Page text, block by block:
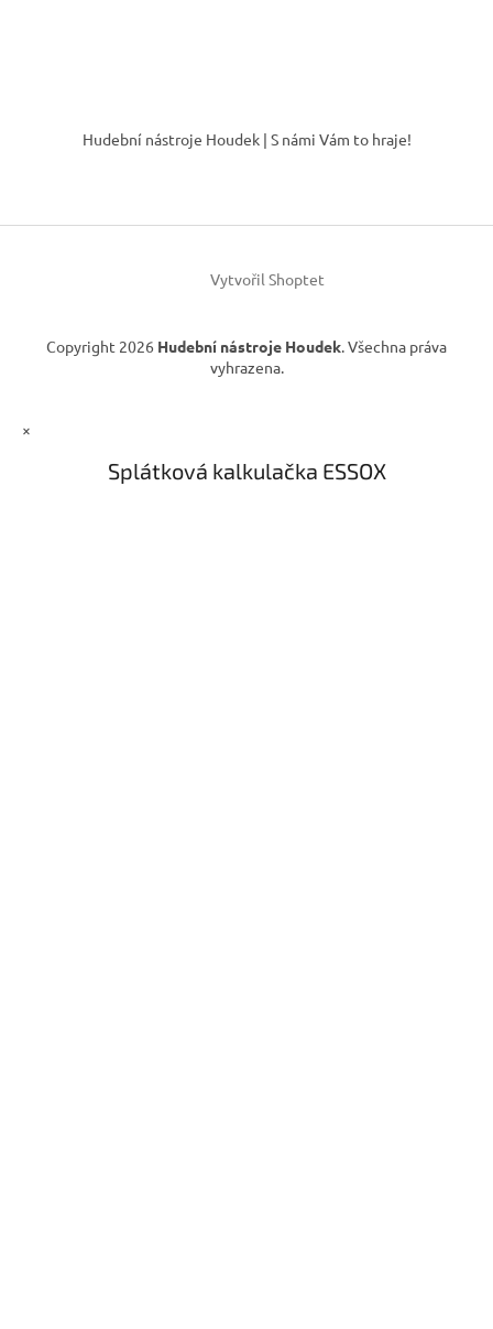
í
Hudební nástroje Houdek | S námi Vám to hraje!
Vytvořil Shoptet
Copyright 2026 Hudební nástroje Houdek. Všechna práva
vyhrazena.
×
Splátková kalkulačka ESSOX